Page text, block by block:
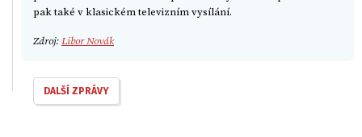
pak také v klasickém televizním vysílání.
Zdroj:Libor Novák
DALŠÍ ZPRÁVY